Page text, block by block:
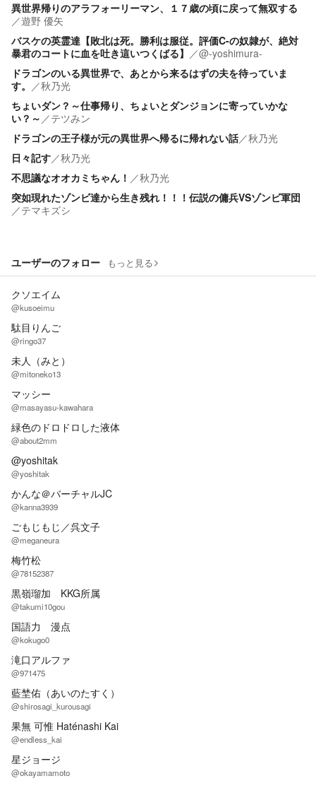
異世界帰りのアラフォーリーマン、１７歳の頃に戻って無双する
／遊野 優矢
バスケの英霊達【敗北は死。勝利は服従。評価C-の奴隷が、絶対
暴君のコートに血を吐き這いつくばる】 ／@-yoshimura-
ドラゴンのいる異世界で、あとから来るはずの夫を待っていま
す。 ／秋乃光
ちょいダン？～仕事帰り、ちょいとダンジョンに寄っていかな
い？～ ／テツみン
ドラゴンの王子様が元の異世界へ帰るに帰れない話／秋乃光
日々記す／秋乃光
不思議なオオカミちゃん！ ／秋乃光
突如現れたゾンビ達から生き残れ！！！伝説の傭兵VSゾンビ軍団
／テマキズシ
ユーザーのフォロー もっと見る
クソエイム
@kusoeimu
駄目りんご
@ringo37
未人（みと）
@mitoneko13
マッシー
@masayasu-kawahara
緑色のドロドロした液体
@about2mm
@yoshitak
@yoshitak
かんな＠バーチャルJC
@kanna3939
ごもじもじ／呉文子
@meganeura
梅竹松
@78152387
黒嶺瑠加 KKG所属
@takumi10gou
国語力 漫点
@kokugo0
滝口アルファ
@971475
藍埜佑（あいのたすく）
@shirosagi_kurousagi
果無 可惟 Haténashi Kai
@endless_kai
星ジョージ
@okayamamoto